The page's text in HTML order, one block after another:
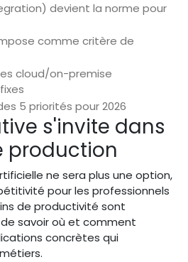
devient la norme pour
comme critère de
cloud/on-premise
5 priorités pour 2026
s'invite dans
production
ne sera plus une option,
pour les professionnels
de productivité sont
savoir où et comment
concrètes qui